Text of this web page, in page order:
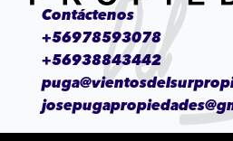
Contáctenos
+56978593078
+56938843442